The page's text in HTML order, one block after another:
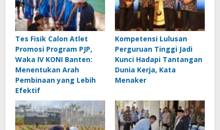
Tes Fisik Calon Atlet
Promosi Program PJP,
Waka IV KONI Banten:
Menentukan Arah
Pembinaan yang Lebih
Efektif
Kompetensi Lulusan
Perguruan Tinggi Jadi
Kunci Hadapi Tantangan
Dunia Kerja, Kata
Menaker